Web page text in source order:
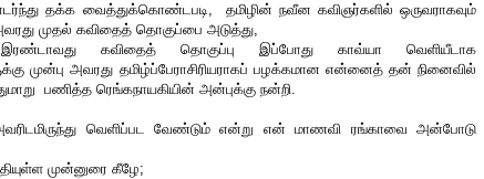
தக்க வைத்துக்கொண்டபடி, தமிழின் நவீன கவிஞர்களில் ஒருவராகவும்
முதல் கவிதைத் தொகுப்பை அடுத்து,
கவிதைத் தொகுப்பு இப்போது காவ்யா வெளியீடாக
முன்பு அவரது தமிழ்ப்பேராசிரியராகப் பழக்கமான என்னைத் தன் நினைவில்
பணித்த ரெங்கநாயகியின் அன்புக்கு நன்றி.
வெளிப்பட வேண்டும் என்று என் மாணவி ரங்காவை அன்போடு
முன்னுரை கீழே;